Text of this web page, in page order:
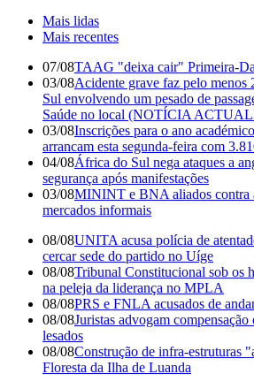
Mais lidas
Mais recentes
07/08TAAG "deixa cair" Primeira-
03/08Acidente grave faz pelo menos
Sul envolvendo um pesado de
Saúde no local (NOTÍCIA
03/08Inscrições para o ano
arrancam esta segunda-feira com
04/08África do Sul nega ataques a
segurança após manifestações
03/08MININT e BNA aliados contra
mercados informais
08/08UNITA acusa polícia de
cercar sede do partido no Uíge
08/08Tribunal Constitucional sob os
na peleja da liderança no MPLA
08/08PRS e FNLA acusados de
08/08Juristas advogam
lesados
08/08Construção de infra-estruturas
Floresta da Ilha de Luanda